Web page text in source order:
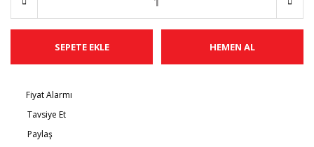
SEPETE EKLE HEMEN AL
Fiyat Alarmı
Tavsiye Et
Paylaş